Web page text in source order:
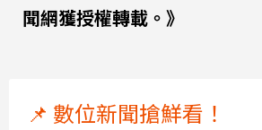
聞網獲授權轉載。》
📌 數位新聞搶鮮看！